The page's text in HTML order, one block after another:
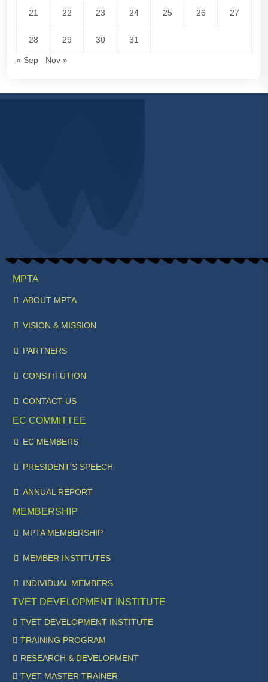
21 22 23 24 25 26 27
28 29 30 31
« Sep Nov »
MPTA
ABOUT MPTA
VISION & MISSION
PARTNERS
CONSTITUTION
CONTACT US
EC COMMITTEE
EC MEMBERS
PRESIDENT'S SPEECH
ANNUAL REPORT
MEMBERSHIP
MPTA MEMBERSHIP
MEMBER INSTITUTES
INDIVIDUAL MEMBERS
TVET DEVELOPMENT INSTITUTE
TVET DEVELOPMENT INSTITUTE
TRAINING PROGRAM
RESEARCH & DEVELOPMENT
TVET MASTER TRAINER